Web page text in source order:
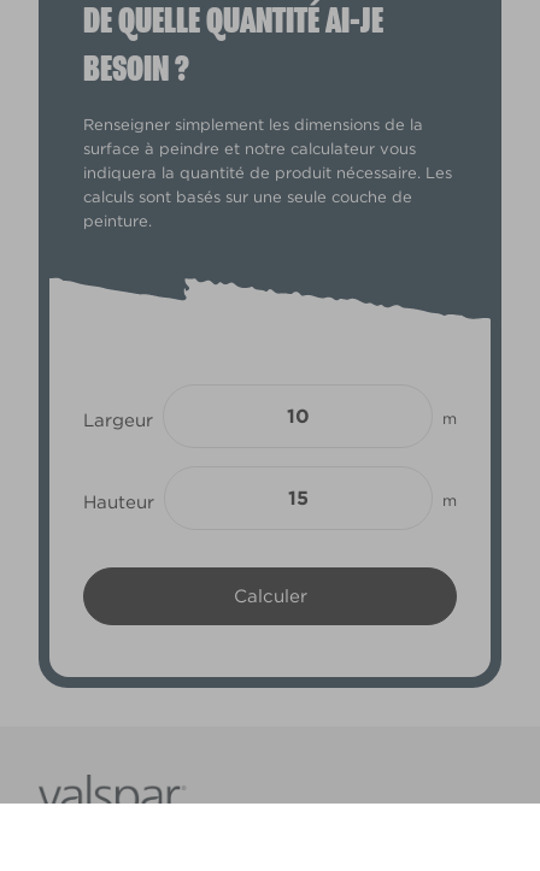
DE QUELLE QUANTITÉ AI-JE
BESOIN ?
Renseigner simplement les dimensions de la
surface à peindre et notre calculateur vous
indiquera la quantité de produit nécessaire. Les
calculs sont basés sur une seule couche de
peinture.
Largeur m
Hauteur m